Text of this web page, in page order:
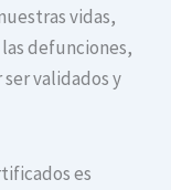
vidas,
defunciones,
validados y
es